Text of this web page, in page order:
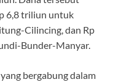
6,8 triliun untuk
Cilincing, dan Rp
Bunder-Manyar.
bergabung dalam